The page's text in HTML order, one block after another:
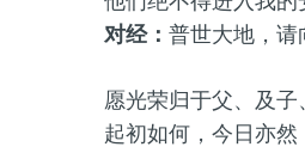
对经： 普世大地，请
愿光荣归于父、及子
起初如何，今日亦然